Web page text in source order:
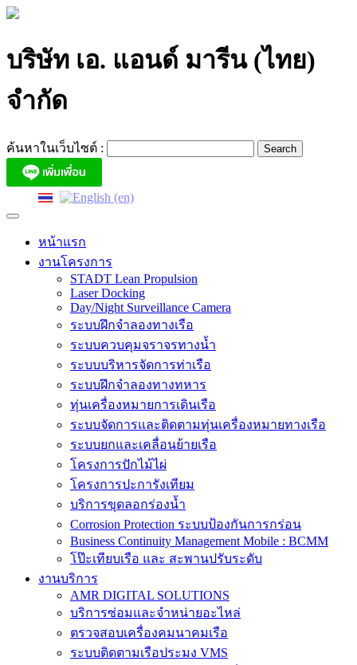
Skip
บริษัท เอ. แอนด์ มารีน (ไทย)
จำกัด
ค้นหาในเว็บไซต์ :
หน้าแรก
งานโครงการ
STADT Lean Propulsion
Laser Docking
Day/Night Surveillance Camera
ระบบฝึกจำลองทางเรือ
ระบบควบคุมจราจรทางน้ำ
ระบบบริหารจัดการท่าเรือ
ระบบฝึกจำลองทางทหาร
ทุ่นเครื่องหมายการเดินเรือ
ระบบจัดการและติดตามทุ่นเครื่องหมายทางเรือ
ระบบยกและเคลื่อนย้ายเรือ
โครงการปักไม้ไผ่
โครงการปะการังเทียม
บริการขุดลอกร่องน้ำ
Corrosion Protection ระบบป้องกันการกร่อน
Business Continuity Management Mobile : BCMM
โป๊ะเทียบเรือ และ สะพานปรับระดับ
งานบริการ
AMR DIGITAL SOLUTIONS
บริการซ่อมและจำหน่ายอะไหล่
ตรวจสอบเครื่องคมนาคมเรือ
ระบบติดตามเรือประมง VMS